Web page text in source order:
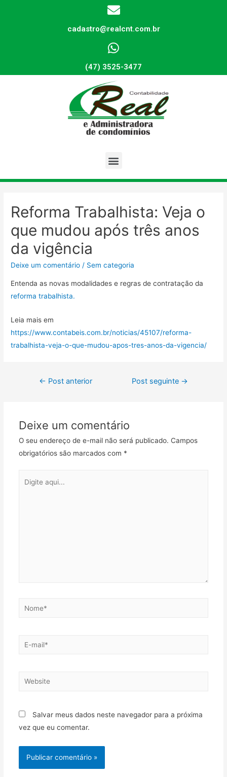
cadastro@realcnt.com.br
(47) 3525-3477
Reforma Trabalhista: Veja o
que mudou após três anos
da vigência
Deixe um comentário / Sem categoria
Entenda as novas modalidades e regras de contratação da
reforma trabalhista.
Leia mais em
https://www.contabeis.com.br/noticias/45107/reforma-
trabalhista-veja-o-que-mudou-apos-tres-anos-da-vigencia/
← Post anterior Post seguinte →
Deixe um comentário
O seu endereço de e-mail não será publicado. Campos
obrigatórios são marcados com *
Salvar meus dados neste navegador para a próxima
vez que eu comentar.